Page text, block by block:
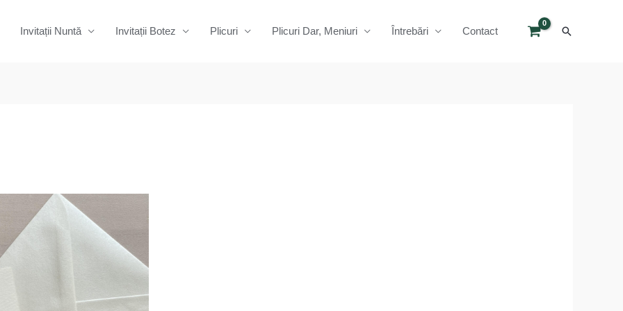
Invitații Nuntă Invitații Botez Plicuri Plicuri Dar, Meniuri Întrebări Contact Search